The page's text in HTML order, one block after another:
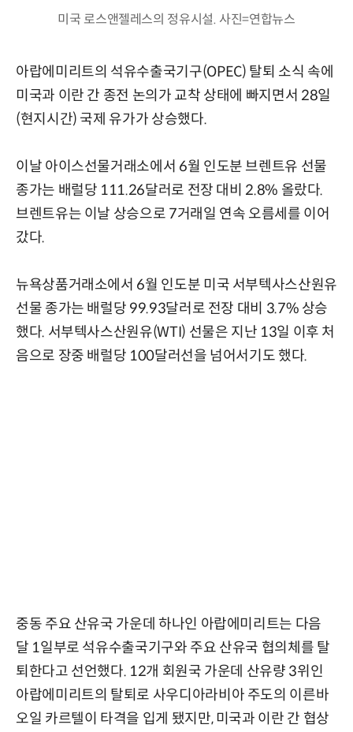
미국 로스앤젤레스의 정유시설. 사진=연합뉴스
아랍에미리트의 석유수출국기구(OPEC) 탈퇴 소식 속에
미국과 이란 간 종전 논의가 교착 상태에 빠지면서 28일
(현지시간) 국제 유가가 상승했다.
이날 아이스선물거래소에서 6월 인도분 브렌트유 선물
종가는 배럴당 111.26달러로 전장 대비 2.8% 올랐다.
브렌트유는 이날 상승으로 7거래일 연속 오름세를 이어
갔다.
뉴욕상품거래소에서 6월 인도분 미국 서부텍사스산원유
선물 종가는 배럴당 99.93달러로 전장 대비 3.7% 상승
했다. 서부텍사스산원유(WTI) 선물은 지난 13일 이후 처
음으로 장중 배럴당 100달러선을 넘어서기도 했다.
중동 주요 산유국 가운데 하나인 아랍에미리트는 다음
달 1일부로 석유수출국기구와 주요 산유국 협의체를 탈
퇴한다고 선언했다. 12개 회원국 가운데 산유량 3위인
아랍에미리트의 탈퇴로 사우디아라비아 주도의 이른바
오일 카르텔이 타격을 입게 됐지만, 미국과 이란 간 협상